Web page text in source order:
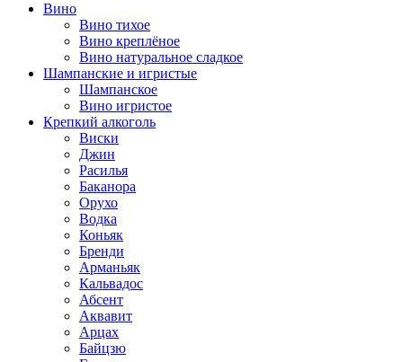
Вино
Вино тихое
Вино креплёное
Вино натуральное сладкое
Шампанские и игристые
Шампанское
Вино игристое
Крепкий алкоголь
Виски
Джин
Расилья
Баканора
Орухо
Водка
Коньяк
Бренди
Арманьяк
Кальвадос
Абсент
Аквавит
Арцах
Байцзю